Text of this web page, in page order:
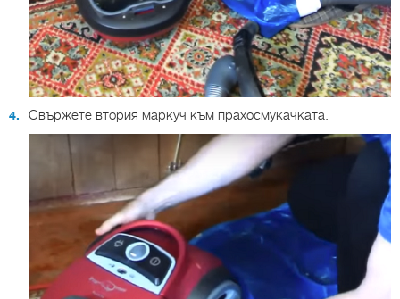
Свържете втория маркуч към прахосмукачката.